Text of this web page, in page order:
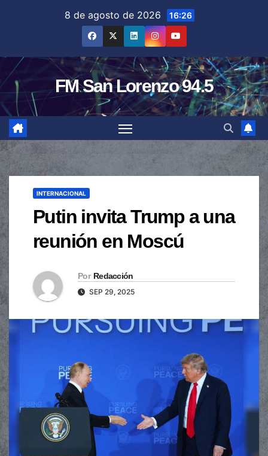
8 de agosto de 2026 16:26
FM San Lorenzo 94.5
INTERNACIONAL
Putin invita Trump a una
reunión en Moscú
Por Redacción
SEP 29, 2025